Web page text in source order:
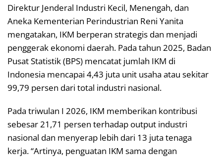
Direktur Jenderal Industri Kecil, Menengah, dan
Aneka Kementerian Perindustrian Reni Yanita
mengatakan, IKM berperan strategis dan menjadi
penggerak ekonomi daerah. Pada tahun 2025, Badan
Pusat Statistik (BPS) mencatat jumlah IKM di
Indonesia mencapai 4,43 juta unit usaha atau sekitar
99,79 persen dari total industri nasional.
Pada triwulan I 2026, IKM memberikan kontribusi
sebesar 21,71 persen terhadap output industri
nasional dan menyerap lebih dari 13 juta tenaga
kerja. “Artinya, penguatan IKM sama dengan